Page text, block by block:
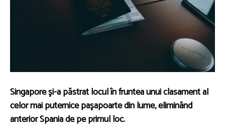
Singapore şi-a păstrat locul în fruntea unui clasament al
celor mai puternice paşapoarte din lume, eliminând
anterior Spania de pe primul loc.